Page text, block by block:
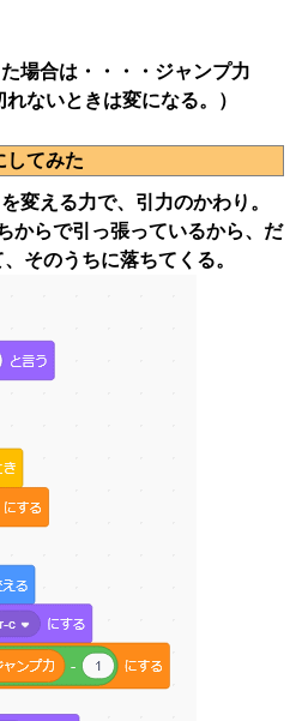
場合は・・・・ジャンプ力
ないときは変になる。）
してみた
変える力で、引力のかわり。
からで引っ張っているから、だ
そのうちに落ちてくる。